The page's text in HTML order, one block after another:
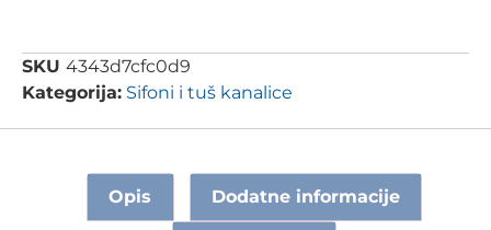
SKU 4343d7cfc0d9
Kategorija: Sifoni i tuš kanalice
Opis Dodatne informacije